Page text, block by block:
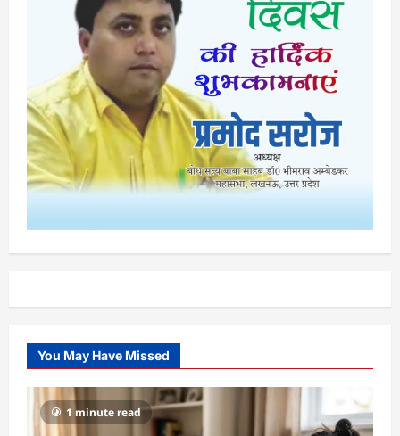
You May Have Missed
1 minute read